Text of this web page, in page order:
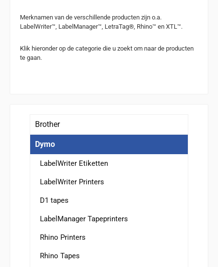
Merknamen van de verschillende producten zijn o.a.
LabelWriter™, LabelManager™, LetraTag®, Rhino™ en XTL™.
Klik hieronder op de categorie die u zoekt om naar de producten
te gaan.
Brother
Dymo
LabelWriter Etiketten
LabelWriter Printers
D1 tapes
LabelManager Tapeprinters
Rhino Printers
Rhino Tapes